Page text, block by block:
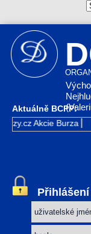
Aktuálně BCPP:
Akcie Burza
Přihlášení